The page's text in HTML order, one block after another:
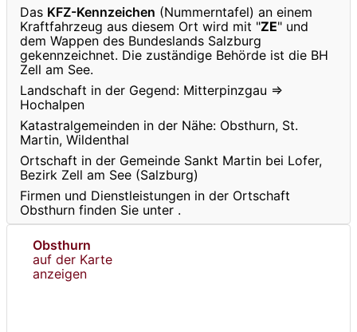
Das KFZ-Kennzeichen (Nummerntafel) an einem
Kraftfahrzeug aus diesem Ort wird mit "ZE" und
dem Wappen des Bundeslands Salzburg
gekennzeichnet. Die zuständige Behörde ist die BH
Zell am See.
Landschaft in der Gegend: Mitterpinzgau ⇒
Hochalpen
Katastralgemeinden in der Nähe: Obsthurn, St.
Martin, Wildenthal
Ortschaft in der Gemeinde Sankt Martin bei Lofer,
Bezirk Zell am See (Salzburg)
Firmen und Dienstleistungen in der Ortschaft
Obsthurn finden Sie unter .
Obsthurn
auf der Karte
anzeigen